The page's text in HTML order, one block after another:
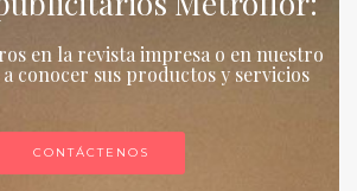
en la revista impresa o en nuestro
conocer sus productos y servicios
CONTÁCTENOS